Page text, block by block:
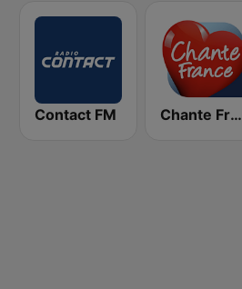
Contact FM Chante France